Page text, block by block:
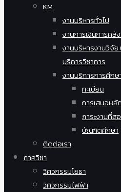
KM
งานบริหารทั่วไป
งานการเงินการคลั
งานบริหารงานวิจั
บริการวิชาการ
งานบริการการศึกษ
ทะเบียน
การเสนอหลั
ภาระงานที่ส
บัณฑิตศึกษา
ติดต่อเรา
ภาควิชา
วิศวกรรมโยธา
วิศวกรรมไฟฟ้า